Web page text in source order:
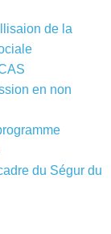
de la
en non
du Ségur du